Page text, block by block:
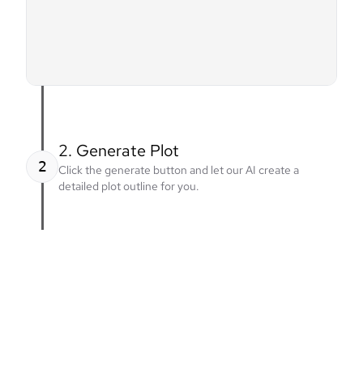
2
2. Generate Plot
Click the generate button and let our AI create a
detailed plot outline for you.